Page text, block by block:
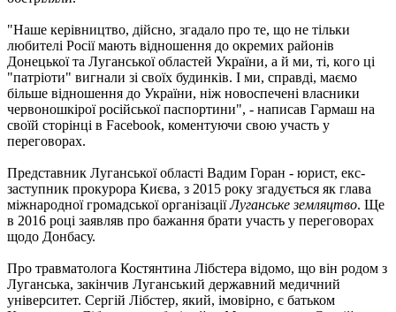
"Наше керівництво, дійсно, згадало про те, що не тільки
любителі Росії мають відношення до окремих районів
Донецької та Луганської областей України, а й ми, ті, кого ці
"патріоти" вигнали зі своїх будинків. І ми, справді, маємо
більше відношення до України, ніж новоспечені власники
червоношкірої російської паспортини", - написав Гармаш на
своїй сторінці в Facebook, коментуючи свою участь у
переговорах.
Представник Луганської області Вадим Горан - юрист, екс-
заступник прокурора Києва, з 2015 року згадується як глава
міжнародної громадської організаціїЛуганське земляцтво. Ще
в 2016 році заявляв про бажання брати участь у переговорах
щодо Донбасу.
Про травматолога Костянтина Лібстера відомо, що він родом з
Луганська, закінчив Луганський державний медичний
університет. Сергій Лібстер, який, імовірно, є батьком